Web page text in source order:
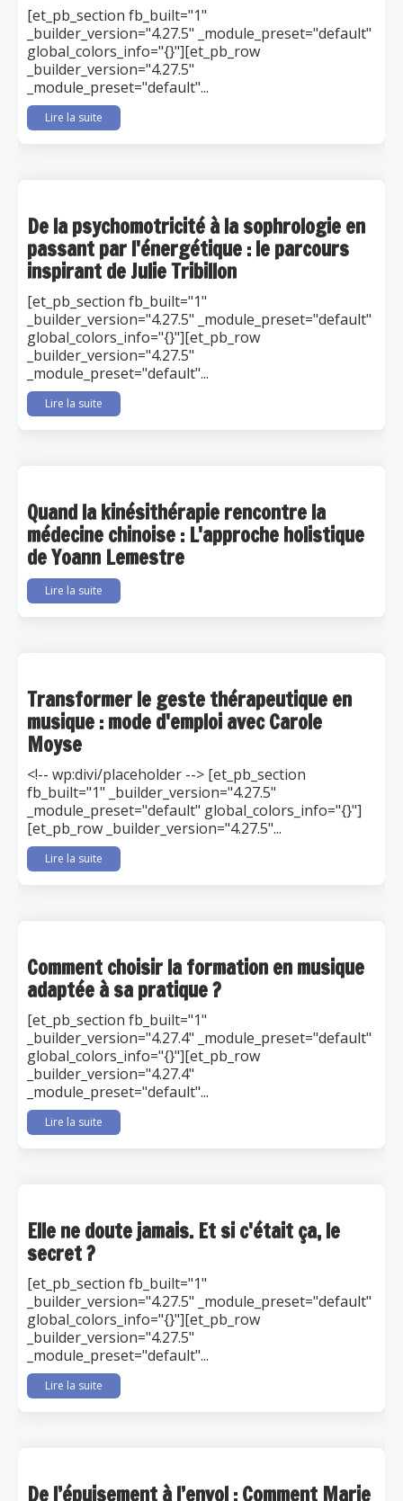
[et_pb_section fb_built="1"
_builder_version="4.27.5" _module_preset="default"
global_colors_info="{}"][et_pb_row
_builder_version="4.27.5"
_module_preset="default"...
Lire la suite
De la psychomotricité à la sophrologie en
passant par l'énergétique : le parcours
inspirant de Julie Tribillon
[et_pb_section fb_built="1"
_builder_version="4.27.5" _module_preset="default"
global_colors_info="{}"][et_pb_row
_builder_version="4.27.5"
_module_preset="default"...
Lire la suite
Quand la kinésithérapie rencontre la
médecine chinoise : L'approche holistique
de Yoann Lemestre
Lire la suite
Transformer le geste thérapeutique en
musique : mode d'emploi avec Carole
Moyse
<!-- wp:divi/placeholder --> [et_pb_section
fb_built="1" _builder_version="4.27.5"
_module_preset="default" global_colors_info="{}"]
[et_pb_row _builder_version="4.27.5"...
Lire la suite
Comment choisir la formation en musique
adaptée à sa pratique ?
[et_pb_section fb_built="1"
_builder_version="4.27.4" _module_preset="default"
global_colors_info="{}"][et_pb_row
_builder_version="4.27.4"
_module_preset="default"...
Lire la suite
Elle ne doute jamais. Et si c'était ça, le
secret ?
[et_pb_section fb_built="1"
_builder_version="4.27.5" _module_preset="default"
global_colors_info="{}"][et_pb_row
_builder_version="4.27.5"
_module_preset="default"...
Lire la suite
De l’épuisement à l’envol : Comment Marie